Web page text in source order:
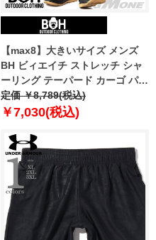
【max8】大きいサイズ メンズ
BH ビィエイチ ストレッチ シャ
ーリング テーパード カーゴ パン
ツ bhp-250401t 【t2502】
定価 ￥8,789(税込)
￥7,030(税込)